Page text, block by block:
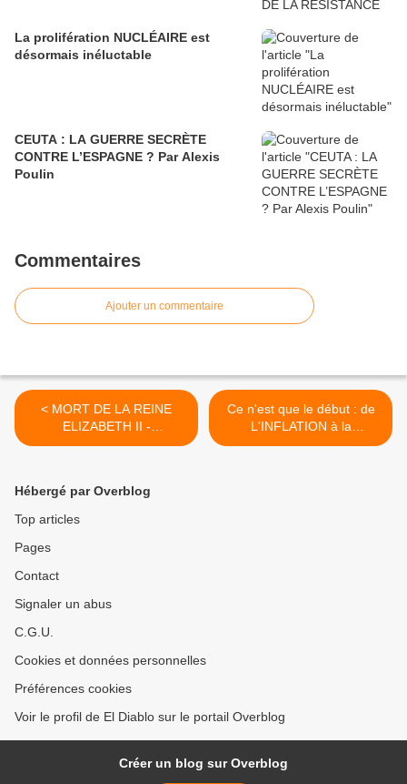
La prolifération NUCLÉAIRE est
désormais inéluctable
CEUTA : LA GUERRE SECRÈTE
CONTRE L’ESPAGNE ? Par Alexis
Poulin
Commentaires
Ajouter un commentaire
< MORT DE LA REINE
ELIZABETH II -
Communiqué du Parti
Ce n'est que le début : de
L'INFLATION à la
RÉCESSION, L'AUSTÉRITÉ
Hébergé par Overblog
Top articles
Pages
Contact
Signaler un abus
C.G.U.
Cookies et données personnelles
Préférences cookies
Voir le profil de El Diablo sur le portail Overblog
Créer un blog sur Overblog